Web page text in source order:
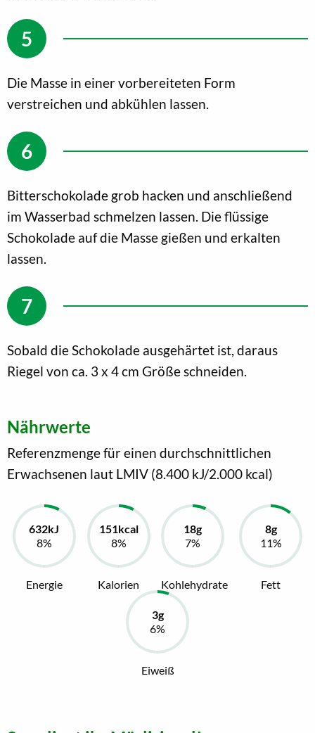
Die Masse in einer vorbereiteten Form
verstreichen und abkühlen lassen.
Bitterschokolade grob hacken und anschließend
im Wasserbad schmelzen lassen. Die flüssige
Schokolade auf die Masse gießen und erkalten
lassen.
Sobald die Schokolade ausgehärtet ist, daraus
Riegel von ca. 3 x 4 cm Größe schneiden.
Nährwerte
Referenzmenge für einen durchschnittlichen
Erwachsenen laut LMIV (8.400 kJ/2.000 kcal)
Energie Kalorien Kohlehydrate Fett
Eiweiß